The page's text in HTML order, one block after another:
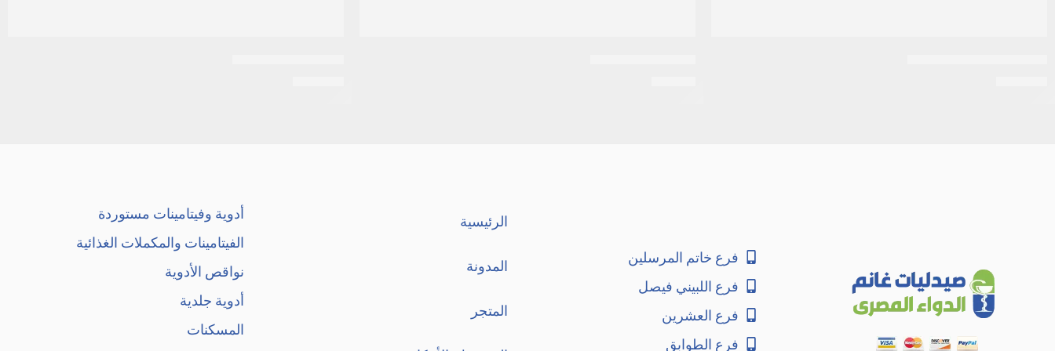
فرع خاتم المرسلين
فرع اللبيني فيصل
فرع العشرين
فرع الطوابق
الرئيسية
المدونة
المتجر
أدوية وفيتامينات مستوردة
الفيتامينات والمكملات الغذائية
نواقص الأدوية
أدوية جلدية
المسكنات